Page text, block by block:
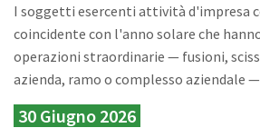
I soggetti esercenti attività d'impresa
coincidente con l'anno solare che
operazioni straordinarie — fusioni,
azienda, ramo o complesso aziendale
30 Giugno 2026